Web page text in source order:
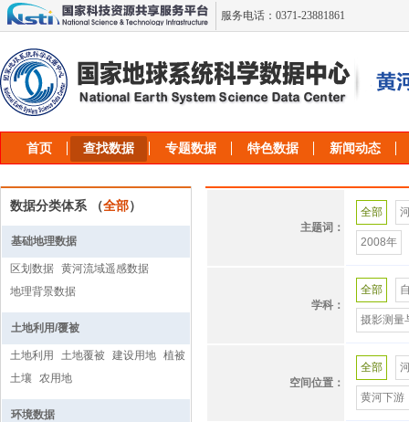
服务电话：0371-23881861
首页 查找数据 专题数据 特色数据 新闻动态
数据分类体系 （全部）
基础地理数据
区划数据 黄河流域遥感数据
地理背景数据
土地利用/覆被
土地利用 土地覆被 建设用地 植被
土壤
农用地
环境数据
主题词：
全部
2008年
居民点
自然资源
行政区划
黄河中游
学科：
全部
摄影测量
水文地理
大气化学
空间位置：
全部
黄河下游